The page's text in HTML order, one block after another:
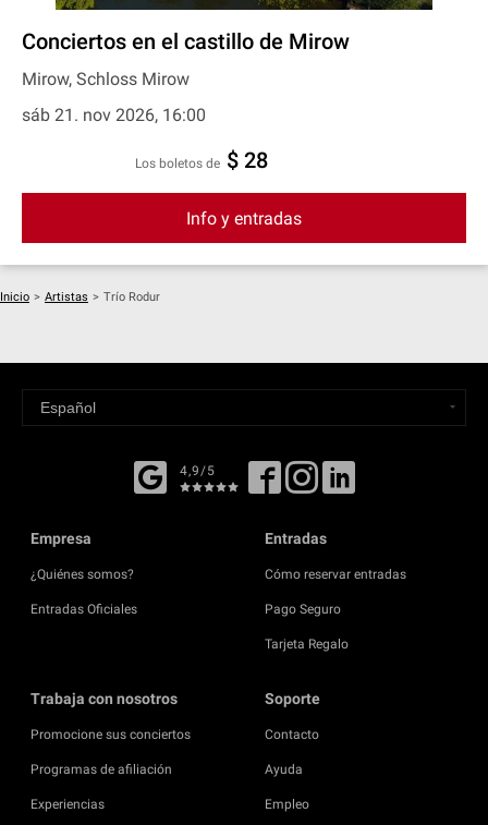
Conciertos en el castillo de Mirow
Mirow, Schloss Mirow
sáb 21. nov 2026, 16:00
Los boletos de $ 28
Info y entradas
Inicio > Artistas > Trío Rodur
4,9/5
Empresa
¿Quiénes somos?
Entradas Oficiales
Entradas
Cómo reservar entradas
Pago Seguro
Tarjeta Regalo
Trabaja con nosotros
Promocione sus conciertos
Programas de afiliación
Experiencias
Soporte
Contacto
Ayuda
Empleo